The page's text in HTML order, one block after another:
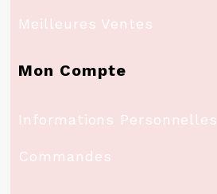
Meilleures Ventes
Mon Compte
Informations Personnelles
Commandes